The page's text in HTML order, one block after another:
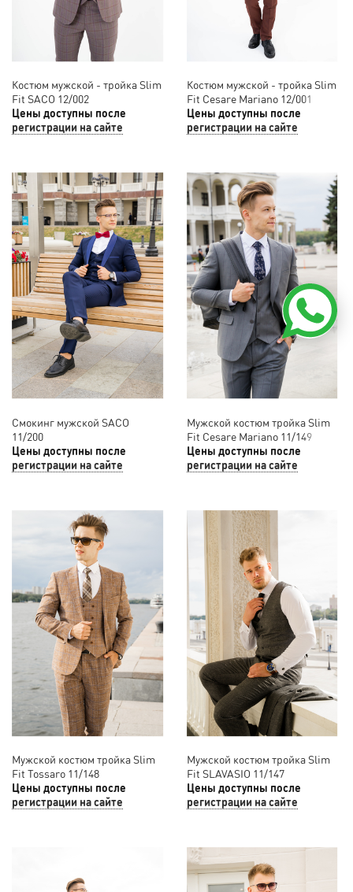
Костюм мужской - тройка Slim
Fit SACO 12/002
Цены доступны после
регистрации на сайте
Костюм мужской - тройка Slim
Fit Cesare Mariano 12/001
Цены доступны после
регистрации на сайте
Смокинг мужской SACO
11/200
Цены доступны после
регистрации на сайте
Мужской костюм тройка Slim
Fit Cesare Mariano 11/149
Цены доступны после
регистрации на сайте
Мужской костюм тройка Slim
Fit Tossaro 11/148
Цены доступны после
регистрации на сайте
Мужской костюм тройка Slim
Fit SLAVASIO 11/147
Цены доступны после
регистрации на сайте